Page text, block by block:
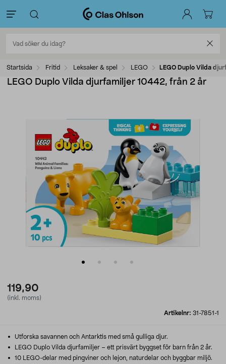
Startsida Fritid Leksaker & spel LEGO LEGO Duplo Vilda
LEGO Duplo Vilda djurfamiljer 10442, från 2 år
119,90
(inkl. moms)
Artikelnr: 31-7851-1
Utforska savannen och Antarktis med små gulliga djur.
LEGO Duplo Vilda djurfamiljer – ett prisvärt byggset för barn från 2 år.
10 LEGO-delar med pingviner och lejon, naturdelar och byggbar miljö.